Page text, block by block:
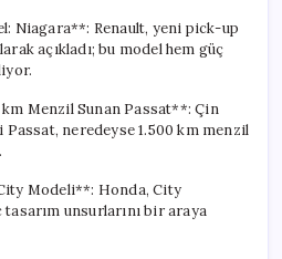
Niagara**: Renault, yeni pick-up
açıkladı; bu model hem güç
Menzil Sunan Passat**: Çin
neredeyse 1.500 km menzil
Modeli**: Honda, City
unsurlarını bir araya